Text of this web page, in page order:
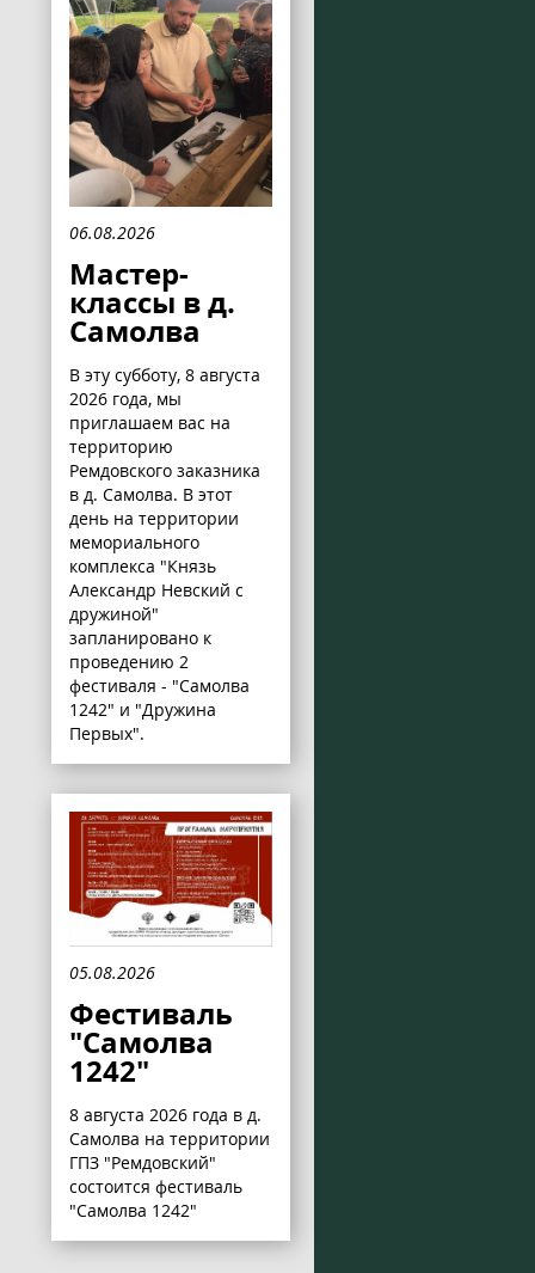
06.08.2026
Мастер-
классы в д.
Самолва
В эту субботу, 8 августа
2026 года, мы
приглашаем вас на
территорию
Ремдовского заказника
в д. Самолва. В этот
день на территории
мемориального
комплекса "Князь
Александр Невский с
дружиной"
запланировано к
проведению 2
фестиваля - "Самолва
1242" и "Дружина
Первых".
05.08.2026
Фестиваль
"Самолва
1242"
8 августа 2026 года в д.
Самолва на территории
ГПЗ "Ремдовский"
состоится фестиваль
"Самолва 1242"